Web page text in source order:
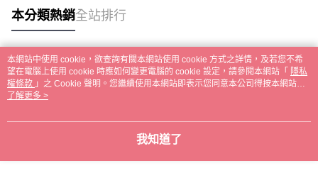
本分類熱銷全站排行
熱門標籤
本網站中使用 cookie，欲查詢有關本網站使用 cookie 方式之詳情，及若您不希
望在電腦上使用 cookie 時應如何變更電腦的 cookie 設定，請參閱本網站「 隱私
權條款 」之 Cookie 聲明。您繼續使用本網站即表示您同意本公司得按本網站使
用條款之 Cookie 聲明使用 cookie。
了解更多 >
我知道了